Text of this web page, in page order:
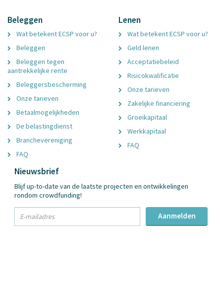
Beleggen
Wat betekent ECSP voor u?
Beleggen
Beleggen tegen
aantrekkelijke rente
Beleggersbescherming
Onze tarieven
Betaalmogelijkheden
De belastingdienst
Branchevereniging
FAQ
Lenen
Wat betekent ECSP voor u?
Geld lenen
Acceptatiebeleid
Risicokwalificatie
Onze tarieven
Zakelijke financiering
Groeikapitaal
Werkkapitaal
FAQ
Nieuwsbrief
Blijf up-to-date van de laatste projecten en ontwikkelingen
rondom crowdfunding!
Email
Aanmelden